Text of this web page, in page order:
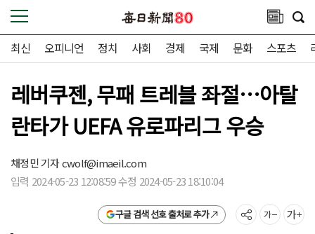
최신 오피니언 정치 사회 경제 국제 문화 스포츠
레버쿠젠, 무패 트레블 좌절…아탈
란타가 UEFA 유로파리그 우승
채정민 기자cwolf@imaeil.com
입력 2024-05-23 12:08:59 수정 2024-05-23 18:10:04
구글 검색 선호 출처로 추가